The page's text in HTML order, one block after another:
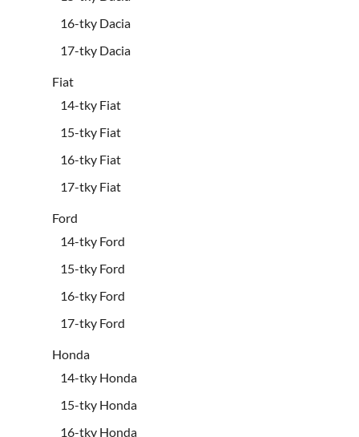
16-tky Dacia
17-tky Dacia
Fiat
14-tky Fiat
15-tky Fiat
16-tky Fiat
17-tky Fiat
Ford
14-tky Ford
15-tky Ford
16-tky Ford
17-tky Ford
Honda
14-tky Honda
15-tky Honda
16-tky Honda